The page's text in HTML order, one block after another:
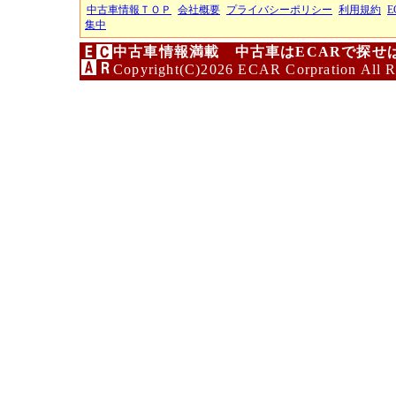
中古車情報ＴＯＰ 会社概要 プライバシーポリシー 利用規約
集中
中古車情報満載 中古車はECARで探せ
Copyright(C)2026 ECAR Corpration All